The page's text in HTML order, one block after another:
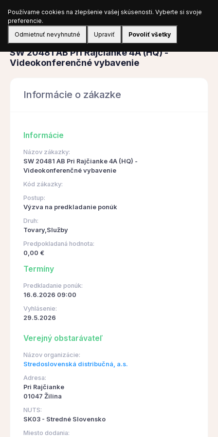
Prihlásiť sa
Obstarávanie
SW 20481 AB Pri Rajčianke 4A (HQ) -
Videokonferenčné vybavenie
Informácie o zákazke
Informácie
Názov zákazky:
SW 20481 AB Pri Rajčianke 4A (HQ) -
Videokonferenčné vybavenie
Kód zákazky:
Postup:
Výzva na predkladanie ponúk
Druh:
Tovary,Služby
Predpokladaná hodnota:
0,00 €
Termíny
Predkladanie ponúk:
16.6.2026 09:00
Vyhlásenie:
29.5.2026
Verejný obstarávateľ
Názov organizácie:
Stredoslovenská distribučná, a.s.
Adresa:
Pri Rajčianke
01047 Žilina
NUTS:
SK03 - Stredné Slovensko
Miesto dodania:
Používame cookies na zlepšenie vašej skúsenosti. Vyberte si svoje
preferencie.
Odmietnuť nevyhnutné
Upraviť Povoliť všetky